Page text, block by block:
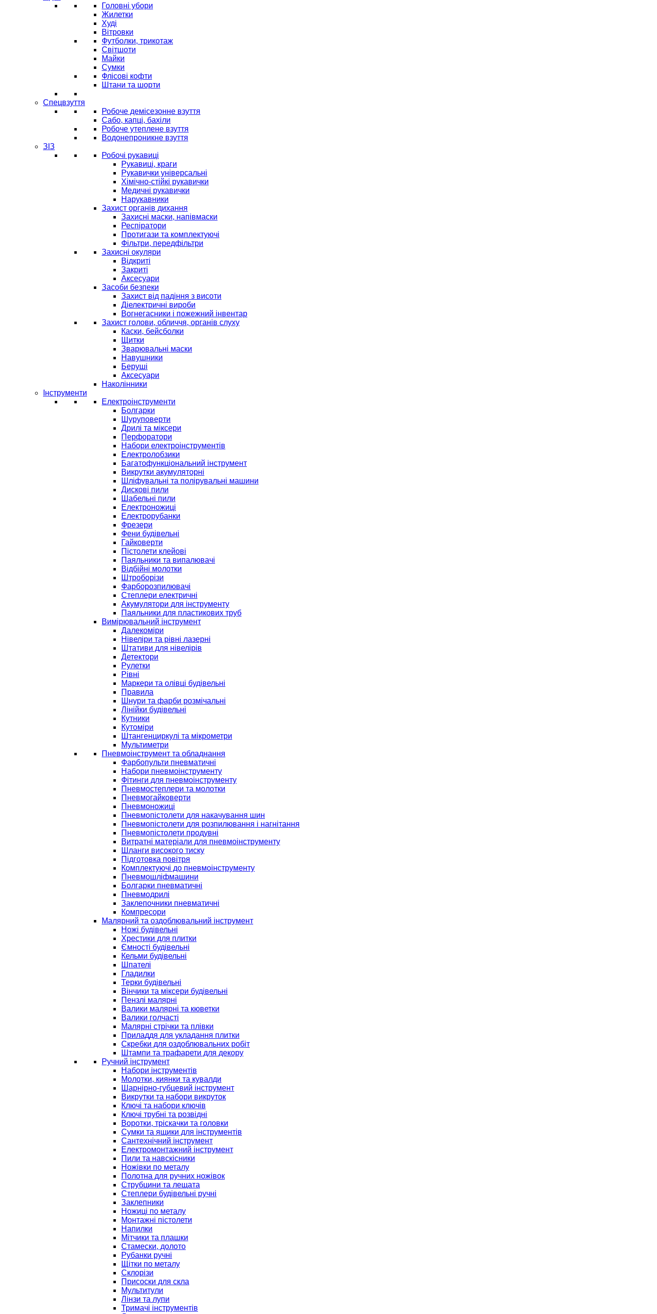
Головні убори
Жилетки
Худі
Вітровки
Футболки, трикотаж
Світшоти
Майки
Сумки
Флісові кофти
Штани та шорти
Спецвзуття
Робоче демісезонне взуття
Сабо, капці, бахіли
Робоче утеплене взуття
Водонепроникне взуття
ЗІЗ
Робочі рукавиці
Рукавиці, краги
Рукавички універсальні
Хімічно-стійкі рукавички
Медичні рукавички
Нарукавники
Захист органів дихання
Захисні маски, напівмаски
Респіратори
Протигази та комплектуючі
Фільтри, передфільтри
Захисні окуляри
Відкриті
Закриті
Аксесуари
Засоби безпеки
Захист від падіння з висоти
Діелектричні вироби
Вогнегасники і пожежний інвентар
Захист голови, обличчя, органів слуху
Каски, бейсболки
Щитки
Зварювальні маски
Навушники
Беруші
Аксесуари
Наколінники
Інструменти
Електроінструменти
Болгарки
Шуруповерти
Дрилі та міксери
Перфоратори
Набори електроінструментів
Електролобзики
Багатофункціональний інструмент
Викрутки акумуляторні
Шліфувальні та полірувальні машини
Дискові пили
Шабельні пили
Електроножиці
Електрорубанки
Фрезери
Фени будівельні
Гайковерти
Пістолети клейові
Паяльники та випалювачі
Відбійні молотки
Штроборізи
Фарборозпилювачі
Степлери електричні
Акумулятори для інструменту
Паяльники для пластикових труб
Вимірювальний інструмент
Далекоміри
Нівеліри та рівні лазерні
Штативи для нівелірів
Детектори
Рулетки
Рівні
Маркери та олівці будівельні
Правила
Шнури та фарби розмічальні
Лінійки будівельні
Кутники
Кутоміри
Штангенциркулі та мікрометри
Мультиметри
Пневмоінструмент та обладнання
Фарбопульти пневматичні
Набори пневмоінструменту
Фітинги для пневмоінструменту
Пневмостеплери та молотки
Пневмогайковерти
Пневмоножиці
Пневмопістолети для накачування шин
Пневмопістолети для розпилювання і нагнітання
Пневмопістолети продувні
Витратні матеріали для пневмоінструменту
Шланги високого тиску
Підготовка повітря
Комплектуючі до пневмоінструменту
Пневмошліфмашини
Болгарки пневматичні
Пневмодрилі
Заклепочники пневматичні
Компресори
Малярний та оздоблювальний інструмент
Ножі будівельні
Хрестики для плитки
Ємності будівельні
Кельми будівельні
Шпателі
Гладилки
Терки будівельні
Вінчики та міксери будівельні
Пензлі малярні
Валики малярні та кюветки
Валики голчасті
Малярні стрічки та плівки
Приладдя для укладання плитки
Скребки для оздоблювальних робіт
Штампи та трафарети для декору
Ручний інструмент
Набори інструментів
Молотки, киянки та кувалди
Шарнірно-губцевий інструмент
Викрутки та набори викруток
Ключі та набори ключів
Ключі трубні та розвідні
Воротки, тріскачки та головки
Сумки та ящики для інструментів
Сантехнічний інструмент
Електромонтажний інструмент
Пили та навскісники
Ножівки по металу
Полотна для ручних ножівок
Струбцини та лещата
Степлери будівельні ручні
Заклепники
Ножиці по металу
Монтажні пістолети
Напилки
Мітчики та плашки
Стамески, долото
Рубанки ручні
Щітки по металу
Склорізи
Присоски для скла
Мультитули
Лінзи та лупи
Тримачі інструментів